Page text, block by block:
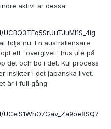
aktivt är dessa:
följa nu. En australiensare
ett "övergivet" hus ute på
det och bo i det. Kul process
insikter i det japanska livet.
är i full gång.